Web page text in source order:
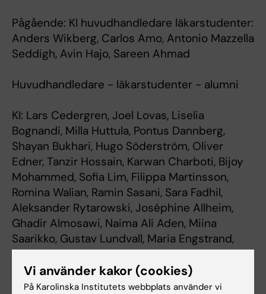
Pågående: KI huvudhandledare läkarstudenter:
Anders Wikberg, Carlos Amo, Antonio Mazzella
Seddigh, Avin Hajo, Sareen Ahmad
Huvudhandledare - läkarstudenter - alumni
KI: Lars Cedergren, Joel Lovas, Liselia
Bognandi, Milla Huttula, Pontus Dannberg,
Shayan Bukhari, Hugo Söderström, Oliver
Edner, Tanzir Hossain, Karwan Charboti, Bijoy
Mohammed, Sofia Lim, Filippa Martinsson,
Romina Walian, Ramin Sasani, Sara Fadhil,
Aleksander Rytarowski, Joséphine Allheim,
Ghadir Almosawi, Naima Ali Aden, Miina
Saarikko, Gustav Lundvall, Maria Engstrand,
Axel Haglind, Greta Häggström, Daria Julianna
Kozlowska, David Hariri, Liv Törner Monsenego,
Steven Nehme, Oliver Pihl, Jovana Stankovic,
Vi använder kakor (cookies)
På Karolinska Institutets webbplats använder vi